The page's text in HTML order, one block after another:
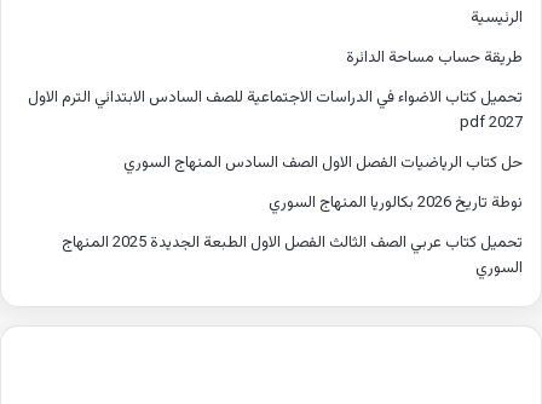
الرئيسية
طريقة حساب مساحة الدائرة
تحميل كتاب الاضواء في الدراسات الاجتماعية للصف السادس الابتدائي الترم الاول
2027 pdf
حل كتاب الرياضيات الفصل الاول الصف السادس المنهاج السوري
نوطة تاريخ 2026 بكالوريا المنهاج السوري
تحميل كتاب عربي الصف الثالث الفصل الاول الطبعة الجديدة 2025 المنهاج
السوري